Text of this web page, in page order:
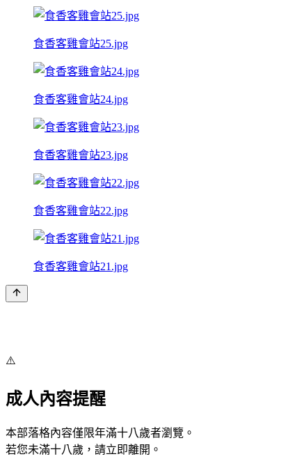
食香客雞會站25.jpg
食香客雞會站24.jpg
食香客雞會站23.jpg
食香客雞會站22.jpg
食香客雞會站21.jpg
⚠️
成人內容提醒
本部落格內容僅限年滿十八歲者瀏覽。
若您未滿十八歲，請立即離開。